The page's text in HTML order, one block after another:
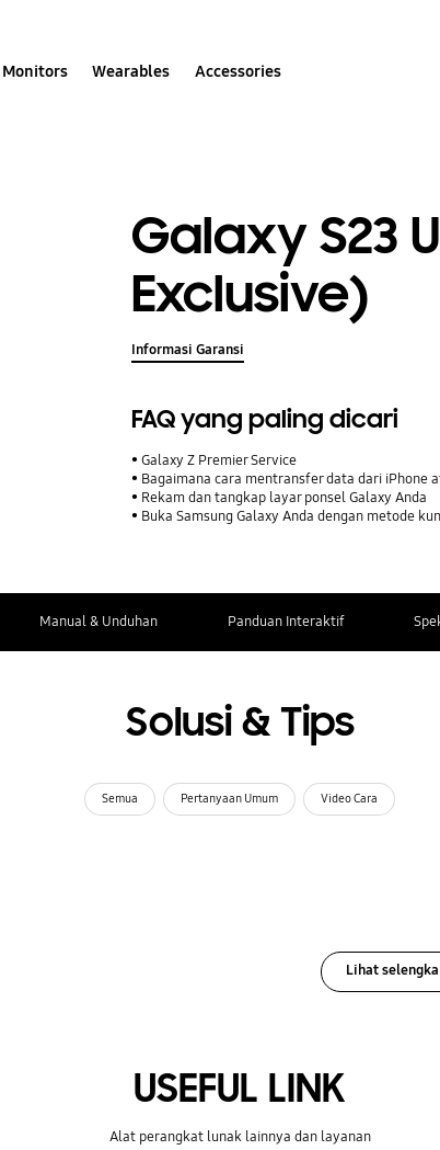
Monitors Wearables Accessories
Galaxy S23
Exclusive)
Informasi Garansi
FAQ yang paling dicari
Galaxy Z Premier Service
Bagaimana cara mentransfer data dari iPhone
Rekam dan tangkap layar ponsel Galaxy Anda
Buka Samsung Galaxy Anda dengan metode
Manual & Unduhan Panduan Interaktif
Solusi & Tips
Semua Pertanyaan Umum Video Cara
Lihat
USEFUL LINK
Alat perangkat lunak lainnya dan layanan